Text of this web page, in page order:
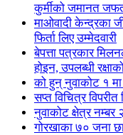
कुर्मीको जमानत
माओवादी केन्द्रका
फिर्ता लिए उम्मेदवारी
बेपत्ता पत्रकार
होइन, उपलब्धी
को हुन् नुवाकोट १ मा
सप्त विचित्र विपरीत
नुवाकोट क्षेत्र नम्बर
गोरखाका ७० जना